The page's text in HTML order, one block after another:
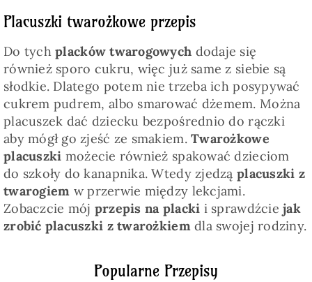
Popularne Przepisy
Placuszki twarożkowe przepis
Do tychplacków twarogowych dodaje się
również sporo cukru, więc już same z siebie są
słodkie. Dlatego potem nie trzeba ich posypywać
cukrem pudrem, albo smarować dżemem. Można
placuszek dać dziecku bezpośrednio do rączki
aby mógł go zjeść ze smakiem.Twarożkowe
placuszki możecie również spakować dzieciom
do szkoły do kanapnika. Wtedy zjedzą placuszki z
twarogiem w przerwie między lekcjami.
Zobaczcie mój przepis na placki i sprawdźciejak
zrobić placuszki z twarożkiemdla swojej rodziny.